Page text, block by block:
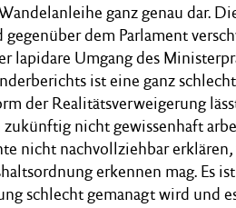
ganz genau dar.
dem Parlament
lapidare Umgang des
ist eine ganz
der Realitätsverweigerung
zukünftig nicht gewissenhaft
nicht nachvollziehbar
erkennen mag. Es
schlecht gemanagt wird und